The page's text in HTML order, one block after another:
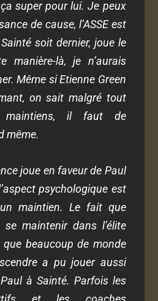
super pour lui. Je peux
de cause, l’ASSE est
soit dernier, joue le
manière-là, je n’aurais
Même si Etienne Green
on sait malgré tout
il faut de
même.
joue en faveur de Paul
psychologique est
maintien. Le fait que
maintenir dans l’élite
beaucoup de monde
a pu jouer aussi
à Sainté. Parfois les